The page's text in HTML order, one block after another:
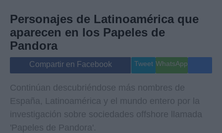
Internacional
Viajes
Gente
Musica
Personajes de Latinoamérica que
aparecen en los Papeles de
Pandora
Compartir en Facebook Tweet WhatsApp
Continúan descubriéndose más nombres de
España, Latinoamérica y el mundo entero por la
investigación sobre sociedades offshore llamada
'Papeles de Pandora'.